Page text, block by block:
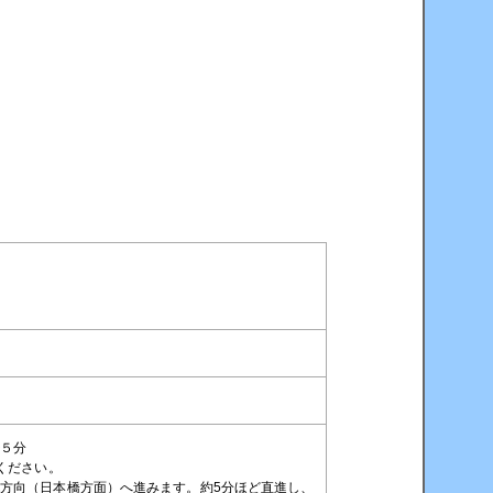
分
ださい。
向（日本橋方面）へ進みます。約5分ほど直進し、